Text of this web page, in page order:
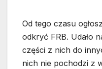
Od tego czasu
odkryć FRB. Udało
części z nich do
nich nie pochodzi z